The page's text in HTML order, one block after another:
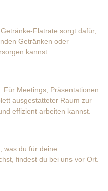
Flatrate sorgt dafür,
Getränken oder
kannst.
Für Meetings, Präsentationen
ausgestatteter Raum zur
effizient arbeiten kannst.
was du für deine
findest du bei uns vor Ort.